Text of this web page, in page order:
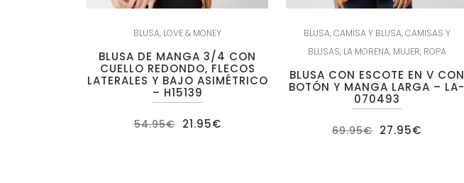
BLUSA, LOVE & MONEY
BLUSA DE MANGA 3/4 CON
CUELLO REDONDO, FLECOS
LATERALES Y BAJO ASIMÉTRICO
– H15139
54.95€ El
precio
21.95€El
BLUSA,CAMISA Y BLUSA,CAMISAS Y
BLUSAS, LA MORENA, MUJER, ROPA
BLUSA CON ESCOTE EN V CON
BOTÓN Y MANGA LARGA – LA-
070493
69.95€ El
precio
27.95€